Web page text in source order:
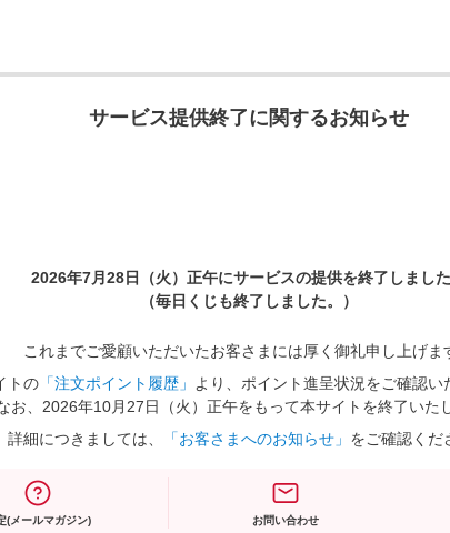
サービス提供終了に関するお知らせ
2026年7月28日（火）正午にサービスの提供を終了しました
（毎日くじも終了しました。）
これまでご愛顧いただいたお客さまには厚く御礼申し上げま
トの 「注文ポイント履歴」
より、ポイント進呈状況をご確認い
お、2026年10月27日（火）正午をもって本サイトを終了いた
詳細につきましては、
「お客さまへのお知らせ」 をご確認くだ
(メールマガジン) お問い合わせ